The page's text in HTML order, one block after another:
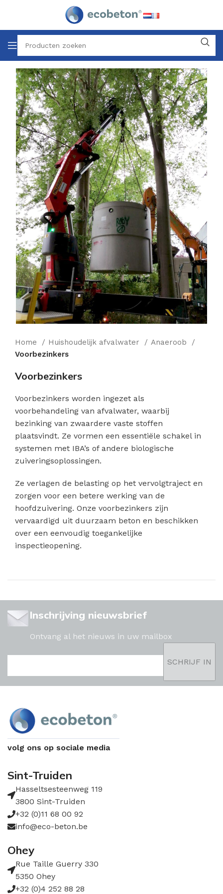
Home Huishoudelijk afvalwater
Anaeroob
Voorbezinkers
Voorbezinkers
Voorbezinkers worden ingezet als
voorbehandeling van afvalwater, waarbij
bezinking van zwaardere vaste stoffen
plaatsvindt. Ze vormen een essentiële schakel in
systemen met IBA’s of andere biologische
zuiveringsoplossingen.
Ze verlagen de belasting op het vervolgtraject en
zorgen voor een betere werking van de
hoofdzuivering. Onze voorbezinkers zijn
vervaardigd uit duurzaam beton en beschikken
over een eenvoudig toegankelijke
inspectieopening.
Inschrijving nieuwsbrief
Ontvang al het nieuws in uw mailbox
volg ons op sociale media
Sint-Truiden
Hasseltsesteenweg 119
3800 Sint-Truiden
+32 (0)11 68 00 92
info@eco-beton.be
Ohey
Rue Taille Guerry 330
5350 Ohey
+32 (0)4 252 88 28